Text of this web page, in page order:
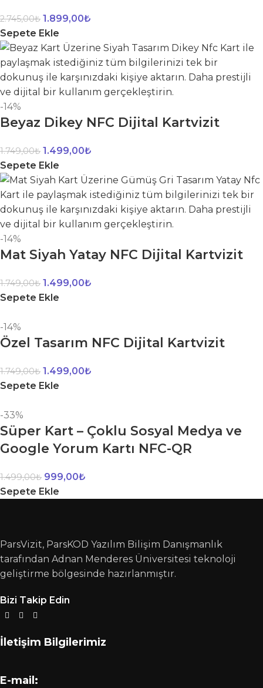
2.745,00₺ 1.899,00₺
Sepete Ekle
-14%
Beyaz Dikey NFC Dijital Kartvizit
1.749,00₺ 1.499,00₺
Sepete Ekle
-14%
Mat Siyah Yatay NFC Dijital Kartvizit
1.749,00₺ 1.499,00₺
Sepete Ekle
-14%
Özel Tasarım NFC Dijital Kartvizit
1.749,00₺ 1.499,00₺
Sepete Ekle
-33%
Süper Kart – Çoklu Sosyal Medya ve
Google Yorum Kartı NFC-QR
1.499,00₺ 999,00₺
Sepete Ekle
ParsVizit, ParsKOD Yazılım Bilişim Danışmanlık
tarafından Adnan Menderes Üniversitesi teknoloji
geliştirme bölgesinde hazırlanmıştır.
Bizi Takip Edin
İletişim Bilgilerimiz
E-mail: